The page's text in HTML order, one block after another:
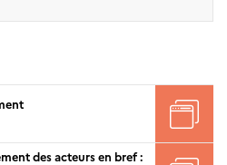
des acteurs en bref :